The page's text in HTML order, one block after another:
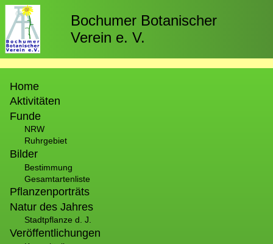
Direkt
zum
Inhalt
Bochumer Botanischer
Verein e. V.
Home
Aktivitäten
Funde
NRW
Ruhrgebiet
Bilder
Bestimmung
Gesamtartenliste
Pflanzenporträts
Natur des Jahres
Stadtpflanze d. J.
Veröffentlichungen